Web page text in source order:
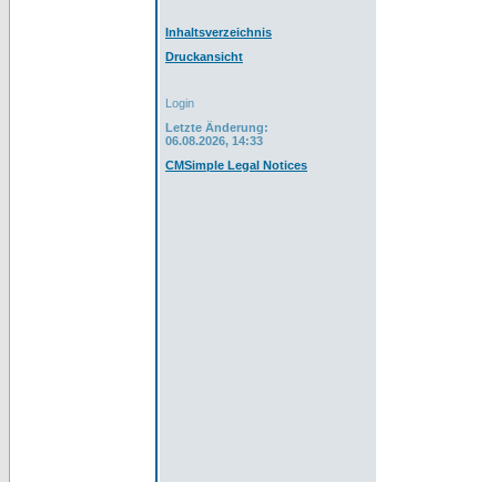
Inhaltsverzeichnis
Druckansicht
Login
Letzte Änderung:
06.08.2026, 14:33
CMSimple Legal Notices